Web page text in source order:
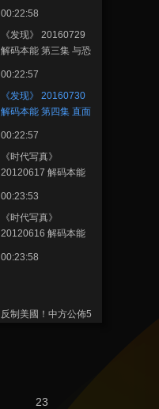
00:22:58
《发现》 20160729
解码本能 第三集 与恐
00:22:57
《发现》 20160730
解码本能 第四集 直面
00:22:57
《时代写真》
20120617 解码本能
00:23:53
《时代写真》
20120616 解码本能
00:23:58
反制美國！中方公佈5
23